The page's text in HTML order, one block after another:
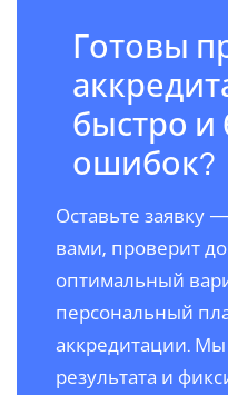
Готовы
быстро и
ошибок?
Оставьте заявку
вами, проверит
оптимальный
персональный
аккредитации.
результата и